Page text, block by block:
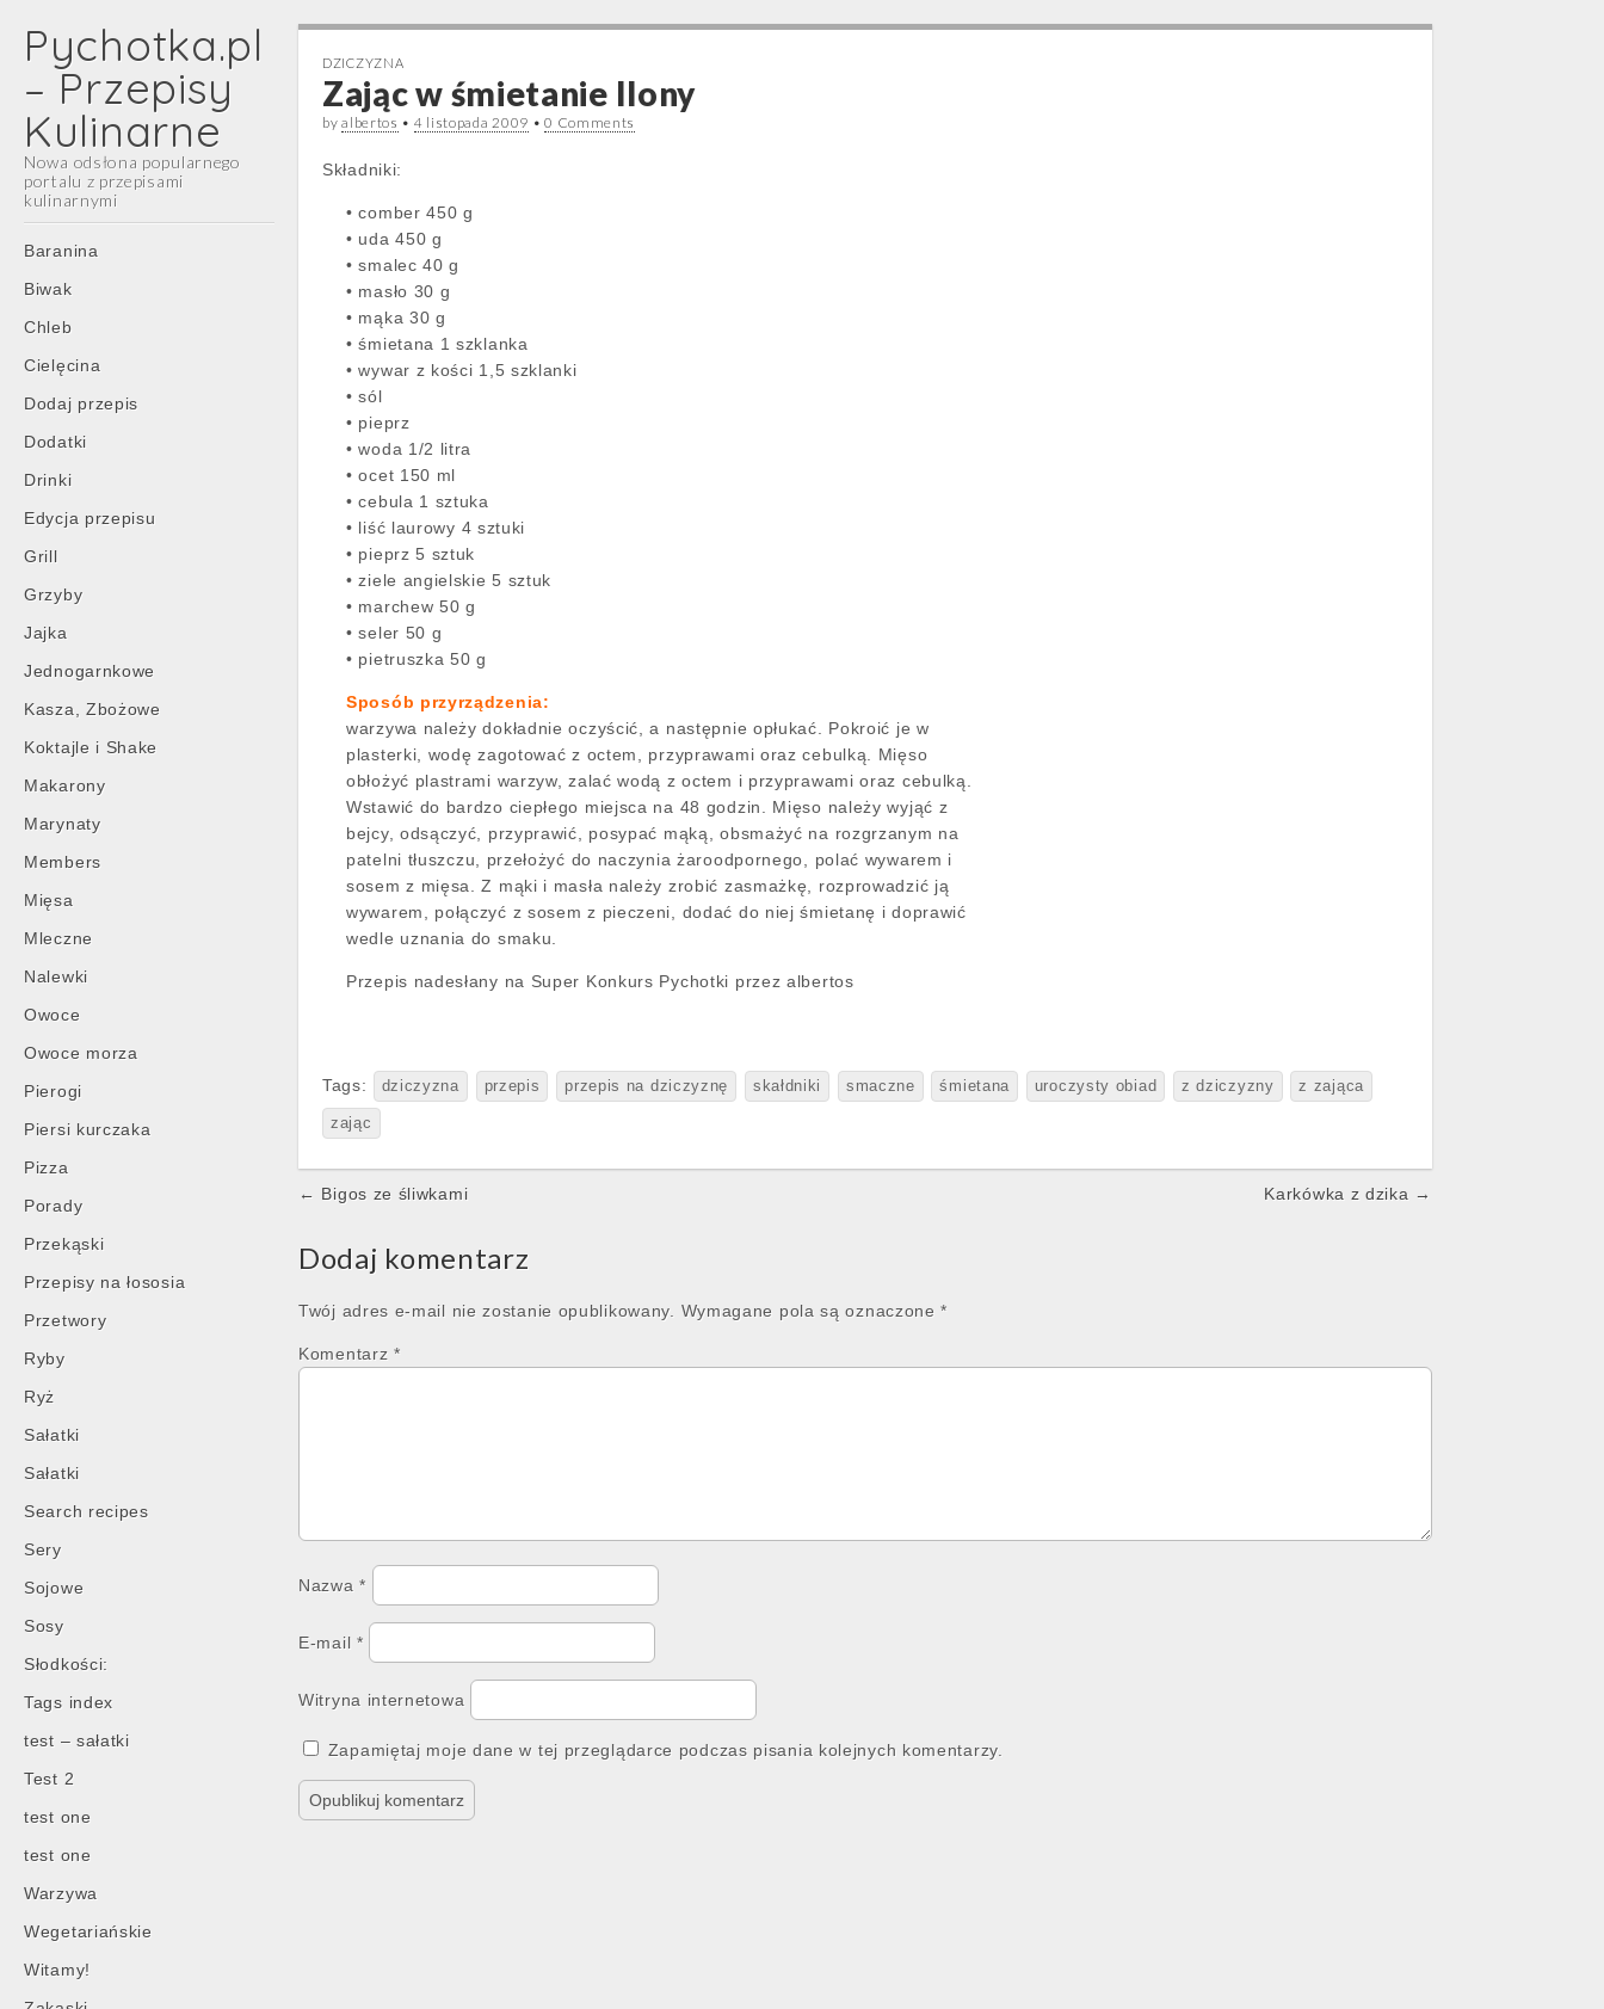
Pychotka.pl
– Przepisy
Kulinarne
Nowa odsłona popularnego
portalu z przepisami
kulinarnymi
Main
menu
Skip
content
Baranina
Biwak
Chleb
Cielęcina
Dodaj przepis
Dodatki
Drinki
Edycja przepisu
Grill
Grzyby
Jajka
Jednogarnkowe
Kasza, Zbożowe
Koktajle i Shake
Makarony
Marynaty
Members
Mięsa
Mleczne
Nalewki
Owoce
Owoce morza
Pierogi
Piersi kurczaka
Pizza
Porady
Przekąski
Przepisy na łososia
Przetwory
Ryby
Ryż
Sałatki
Sałatki
Search recipes
Sery
Sojowe
Sosy
Słodkości:
Tags index
test – sałatki
Test 2
test one
test one
Warzywa
Wegetariańskie
Witamy!
DZICZYZNA
Zając w śmietanie Ilony
byalbertos • 4 listopada 2009 •0 Comments
Składniki:
• comber 450 g
• uda 450 g
• smalec 40 g
• masło 30 g
• mąka 30 g
• śmietana 1 szklanka
• wywar z kości 1,5 szklanki
• sól
• pieprz
• woda 1/2 litra
• ocet 150 ml
• cebula 1 sztuka
• liść laurowy 4 sztuki
• pieprz 5 sztuk
• ziele angielskie 5 sztuk
• marchew 50 g
• seler 50 g
• pietruszka 50 g
Sposób przyrządzenia:
warzywa należy dokładnie oczyścić, a następnie opłukać. Pokroić je w
plasterki, wodę zagotować z octem, przyprawami oraz cebulką. Mięso
obłożyć plastrami warzyw, zalać wodą z octem i przyprawami oraz cebulką.
Wstawić do bardzo ciepłego miejsca na 48 godzin. Mięso należy wyjąć z
bejcy, odsączyć, przyprawić, posypać mąką, obsmażyć na rozgrzanym na
patelni tłuszczu, przełożyć do naczynia żaroodpornego, polać wywarem i
sosem z mięsa. Z mąki i masła należy zrobić zasmażkę, rozprowadzić ją
wywarem, połączyć z sosem z pieczeni, dodać do niej śmietanę i doprawić
wedle uznania do smaku.
Przepis nadesłany na Super Konkurs Pychotki przez albertos
Tags: dziczyzna przepis przepis na dziczyznę skałdniki smaczne śmietana uroczysty obiad z dziczyzny z zająca
zając
Post
← Bigos ze śliwkami Karkówka z dzika →
Dodaj komentarz
Twój adres e-mail nie zostanie opublikowany. Wymagane pola są oznaczone*
Komentarz *
Nazwa*
E-mail *
Witryna internetowa
Zapamiętaj moje dane w tej przeglądarce podczas pisania kolejnych komentarzy.